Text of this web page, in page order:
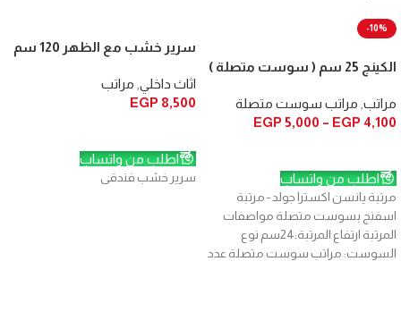
-10%
الكينج 25 سم ( سوست متصلة )
مراتب مراتب سوست متصلة
EGP 4,100
–
EGP 5,000
اطلب من واتساب
مرتبة يانسن اكسترا جولد - مرتبة
اسفنج بسوست متصلة مواصفات
المرتبة ارتفاع المرتبة:24سم نوع
السوست: مراتب سوست متصلة عدد
سرير خشب مع الظهر 120 سم
اثاث داخلي مراتب
EGP 8,500
اطلب من واتساب
سرير خشب فندقى